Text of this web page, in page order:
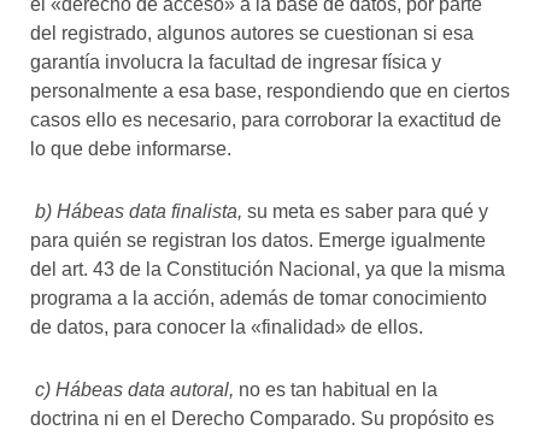
el «derecho de acceso» a la base de datos, por parte
del registrado, algunos autores se cuestionan si esa
garantía involucra la facultad de ingresar física y
personalmente a esa base, respondiendo que en ciertos
casos ello es necesario, para corroborar la exactitud de
lo que debe informarse.
b) Hábeas data finalista, su meta es saber para qué y
para quién se registran los datos. Emerge igualmente
del art. 43 de la Constitución Nacional, ya que la misma
programa a la acción, además de tomar conocimiento
de datos, para conocer la «finalidad» de ellos.
c) Hábeas data autoral, no es tan habitual en la
doctrina ni en el Derecho Comparado. Su propósito es